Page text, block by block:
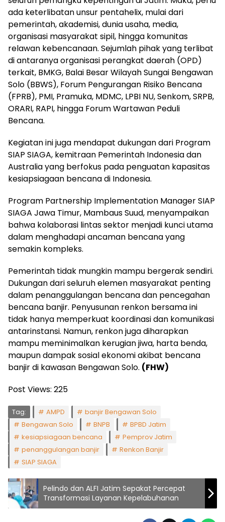
ada keterlibatan unsur pentahelix, mulai dari
pemerintah, akademisi, dunia usaha, media,
organisasi masyarakat sipil, hingga komunitas
relawan kebencanaan. Sejumlah pihak yang terlibat
di antaranya organisasi perangkat daerah (OPD)
terkait, BMKG, Balai Besar Wilayah Sungai Bengawan
Solo (BBWS), Forum Pengurangan Risiko Bencana
(FPRB), PMI, Pramuka, MDMC, LPBI NU, Senkom, SRPB,
ORARI, RAPI, hingga Forum Wartawan Peduli
Bencana.
Kegiatan ini juga mendapat dukungan dari Program
SIAP SIAGA, kemitraan Pemerintah Indonesia dan
Australia yang berfokus pada penguatan kapasitas
kesiapsiagaan bencana di Indonesia.
Program Partnership Implementation Manager SIAP
SIAGA Jawa Timur, Mambaus Suud, menyampaikan
bahwa kolaborasi lintas sektor menjadi kunci utama
dalam menghadapi ancaman bencana yang
semakin kompleks.
Pemerintah tidak mungkin mampu bergerak sendiri.
Dukungan dari seluruh elemen masyarakat penting
dalam penanggulangan bencana dan pencegahan
bencana banjir. Penyusunan renkon bersama ini
tidak hanya memperkuat koordinasi dan komunikasi
antarinstansi. Namun, renkon juga diharapkan
mampu meminimalkan kerugian jiwa, harta benda,
maupun dampak sosial ekonomi akibat bencana
banjir di kawasan Bengawan Solo. (FHW)
Post Views: 225
Tag: AMPD
banjir Bengawan Solo
Bengawan Solo
BNPB
BPBD Jatim
kesiapsiagaan bencana
Pemprov Jatim
penanggulangan banjir
Renkon Banjir
SIAP SIAGA
Pelindo dan ALFI Jatim Sepakat Percepat
Transformasi Layanan Kepelabuhanan